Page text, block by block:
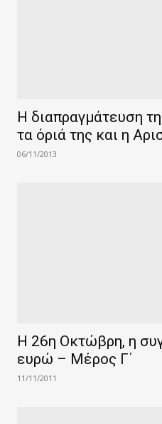
Η διαπραγμάτευση
τα όριά της και η
06/11/2013
Η 26η Οκτώβρη, η
ευρώ – Μέρος Γ΄
11/11/2011